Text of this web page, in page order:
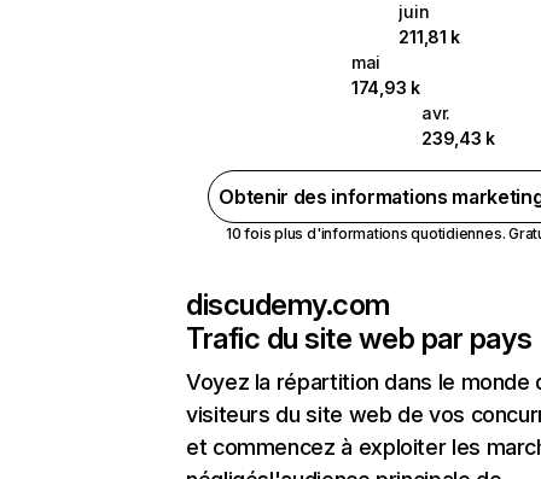
juin
211,81 k
mai
174,93 k
avr.
239,43 k
Obtenir des informations
10 fois plus d'informations quotidiennes.
discudemy.com
Trafic du site web par pays
Voyez la répartition dans le monde
visiteurs du site web de vos
et commencez à exploiter les